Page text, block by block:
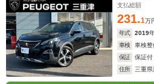
支払総額
231.1万
年式
2019
車検
車検整
保証
保証付
住所
三重県